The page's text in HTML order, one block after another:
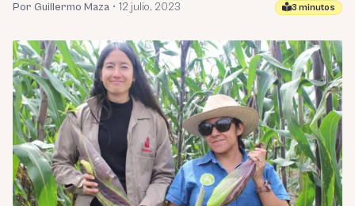
Por Guillermo Maza • 12 julio, 2023 3 minutos